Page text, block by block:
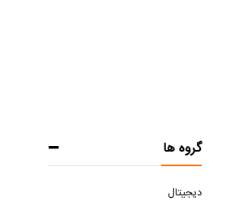
گروه ها
دیجیتال